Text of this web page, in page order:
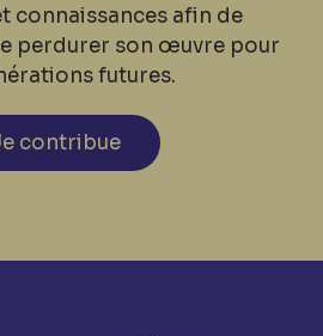
connaissances afin de
perdurer son œuvre pour
futures.
contribue